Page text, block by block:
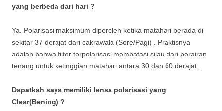
yang berbeda dari hari ?
Ya. Polarisasi maksimum diperoleh ketika matahari berada di
sekitar 37 derajat dari cakrawala (Sore/Pagi) . Praktisnya
adalah bahwa filter terpolarisasi membatasi silau dari perairan
tenang untuk ketinggian matahari antara 30 dan 60 derajat .
Dapatkah saya memiliki lensa polarisasi yang
Clear(Bening) ?